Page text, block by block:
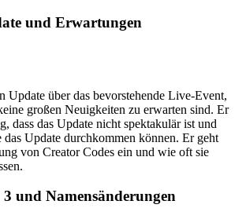
und Erwartungen
Update über das bevorstehende Live-Event,
großen Neuigkeiten zu erwarten sind. Er
dass das Update nicht spektakulär ist und
das Update durchkommen können. Er geht
von Creator Codes ein und wie oft sie
und Namensänderungen